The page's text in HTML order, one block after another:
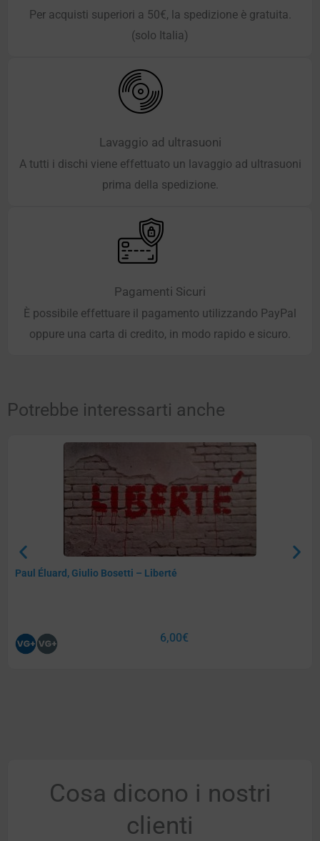
Per acquisti superiori a 50€, la spedizione è gratuita.
(solo Italia)
Lavaggio ad ultrasuoni
A tutti i dischi viene effettuato un lavaggio ad ultrasuoni
prima della spedizione.
Pagamenti Sicuri
È possibile effettuare il pagamento utilizzando PayPal
oppure una carta di credito, in modo rapido e sicuro.
Potrebbe interessarti anche
Paul Éluard, Giulio Bosetti – Liberté
6,00€
Cosa dicono i nostri
clienti